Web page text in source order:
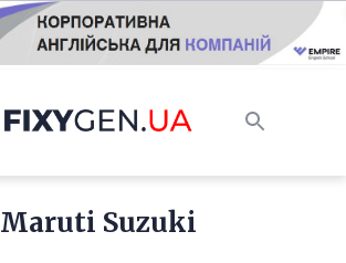
Maruti Suzuki